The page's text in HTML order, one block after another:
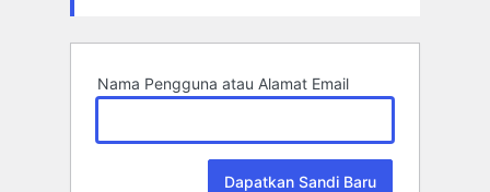
Nama Pengguna atau Alamat Email